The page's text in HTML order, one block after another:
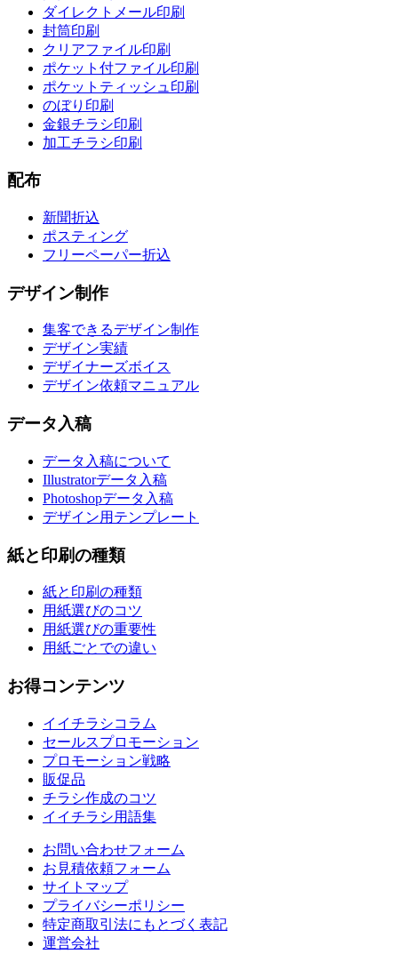
ダイレクトメール印刷
封筒印刷
クリアファイル印刷
ポケット付ファイル印刷
ポケットティッシュ印刷
のぼり印刷
金銀チラシ印刷
加工チラシ印刷
配布
新聞折込
ポスティング
フリーペーパー折込
デザイン制作
集客できるデザイン制作
デザイン実績
デザイナーズボイス
デザイン依頼マニュアル
データ入稿
データ入稿について
Illustratorデータ入稿
Photoshopデータ入稿
デザイン用テンプレート
紙と印刷の種類
紙と印刷の種類
用紙選びのコツ
用紙選びの重要性
用紙ごとでの違い
お得コンテンツ
イイチラシコラム
セールスプロモーション
プロモーション戦略
販促品
チラシ作成のコツ
イイチラシ用語集
お問い合わせフォーム
お見積依頼フォーム
サイトマップ
プライバシーポリシー
特定商取引法にもとづく表記
運営会社